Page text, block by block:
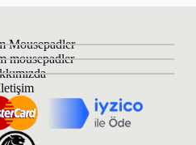
Mousepadler
mousepadler